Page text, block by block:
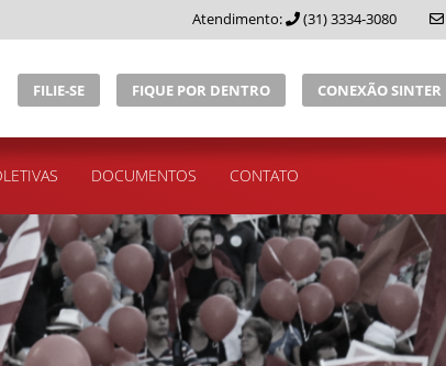
Atendimento: (31) 3334-3080
FILIE-SE FIQUE POR DENTRO CONEXÃO SINTER
DOCUMENTOS CONTATO